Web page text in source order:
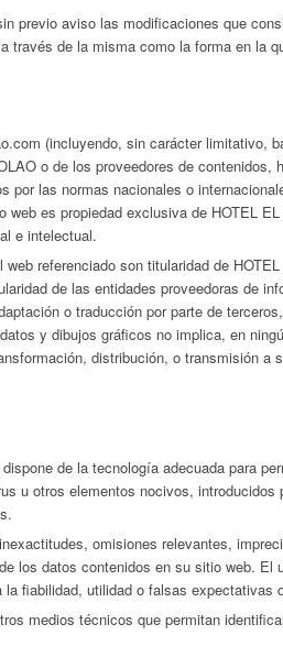
previo aviso las modificaciones que
través de la misma como la forma en la
(incluyendo, sin carácter limitativo,
o de los proveedores de
por las normas nacionales o
es propiedad exclusiva de HOTEL
e intelectual.
referenciado son titularidad de
de las entidades proveedoras de
o traducción por parte de
y dibujos gráficos no implica, en
distribución, o transmisión a
de la tecnología adecuada para
u otros elementos nocivos,
omisiones relevantes,
los datos contenidos en su sitio web. El
fiabilidad, utilidad o falsas expectativas
medios técnicos que permitan